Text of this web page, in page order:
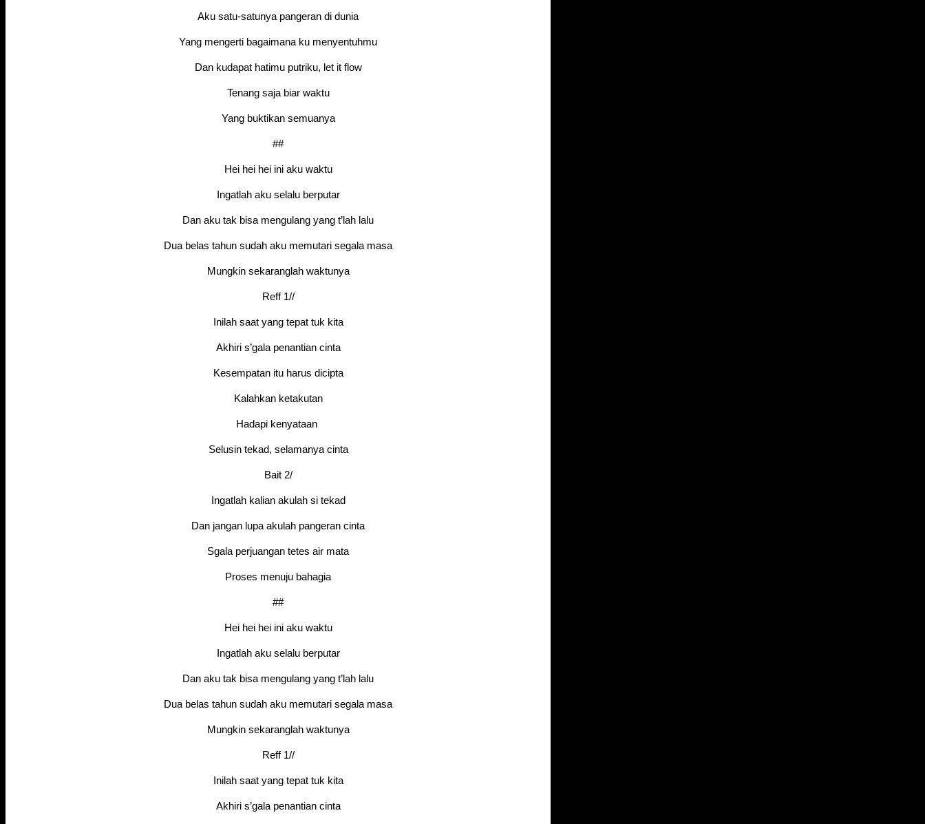
Aku satu-satunya pangeran di dunia
Yang mengerti bagaimana ku menyentuhmu
Dan kudapat hatimu putriku, let it flow
Tenang saja biar waktu
Yang buktikan semuanya
##
Hei hei hei ini aku waktu
Ingatlah aku selalu berputar
Dan aku tak bisa mengulang yang t’lah lalu
Dua belas tahun sudah aku memutari segala masa
Mungkin sekaranglah waktunya
Reff 1//
Inilah saat yang tepat tuk kita
Akhiri s’gala penantian cinta
Kesempatan itu harus dicipta
Kalahkan ketakutan
Hadapi kenyataan
Selusin tekad, selamanya cinta
Bait 2/
Ingatlah kalian akulah si tekad
Dan jangan lupa akulah pangeran cinta
Sgala perjuangan tetes air mata
Proses menuju bahagia
##
Hei hei hei ini aku waktu
Ingatlah aku selalu berputar
Dan aku tak bisa mengulang yang t’lah lalu
Dua belas tahun sudah aku memutari segala masa
Mungkin sekaranglah waktunya
Reff 1//
Inilah saat yang tepat tuk kita
Akhiri s’gala penantian cinta